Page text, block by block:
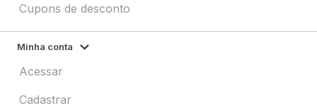
Cupons de desconto
Minha conta
Acessar
Cadastrar